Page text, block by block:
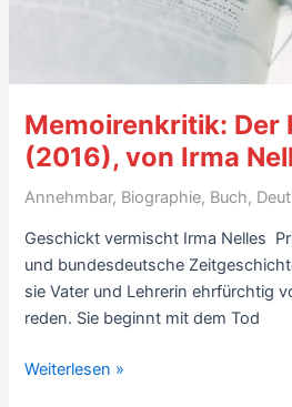
Memoirenkritik: Der
(2016), von Irma
Annehmbar, Biographie, Buch,
Geschickt vermischt Irma Nelles
und bundesdeutsche
sie Vater und Lehrerin ehrfürchtig
reden. Sie beginnt mit dem Tod
Memoirenkritik:
Weiterlesen »